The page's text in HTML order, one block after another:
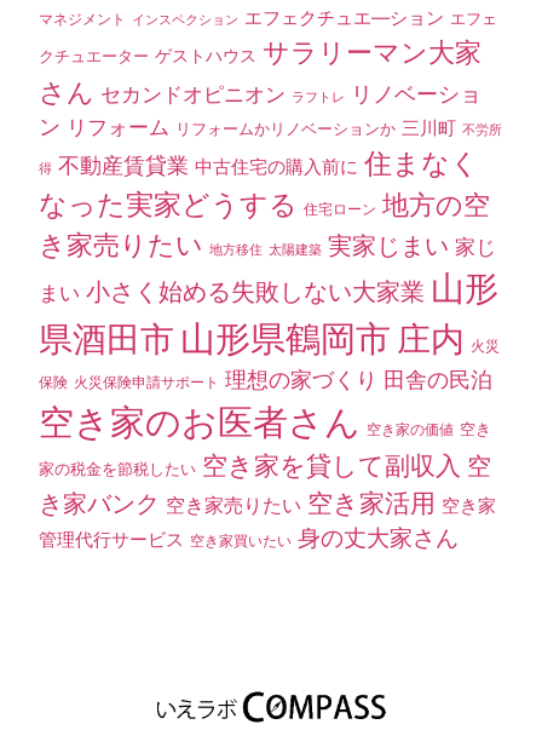
マネジメント
インスペクション エフェクチュエ―ション エフェ
クチュエーター ゲストハウス サラリーマン大家
さん セカンドオピニオン ラフトレ
リノベーショ
ン リフォーム リフォームかリノベーションか 三川町 不労所
得 不動産賃貸業 中古住宅の購入前に 住まなく
なった実家どうする
住宅ローン 地方の空
き家売りたい 地方移住 太陽建築 実家じまい 家じ
まい 小さく始める失敗しない大家業 山形
県酒田市 山形県鶴岡市 庄内 火災
保険 火災保険申請サポート 理想の家づくり 田舎の民泊
空き家のお医者さん 空き家の価値 空き
家の税金を節税したい 空き家を貸して副収入 空
き家バンク 空き家売りたい 空き家活用 空き家
管理代行サービス 空き家買いたい 身の丈大家さん